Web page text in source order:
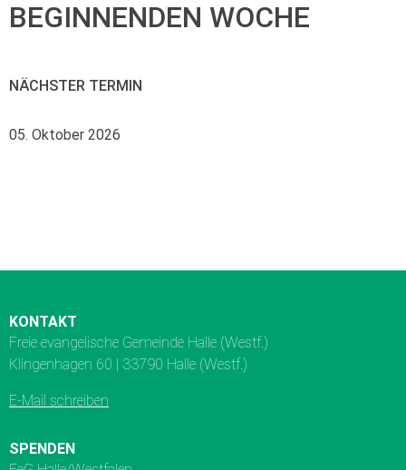
BEGINNENDEN WOCHE
NÄCHSTER TERMIN
05. Oktober 2026
KONTAKT
Freie evangelische Gemeinde Halle (Westf.)
Klingenhagen 60 | 33790 Halle (Westf.)
E-Mail schreiben
SPENDEN